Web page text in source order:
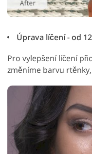
Úprava líčení - od
Pro vylepšení líčení
změníme barvu